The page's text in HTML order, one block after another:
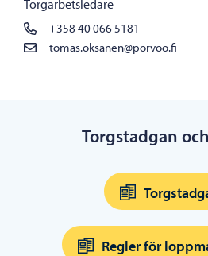
Torgarbetsledare
+358 40 066 5181
tomas.oksanen@porvoo.fi
Torgstadgan
Regler för